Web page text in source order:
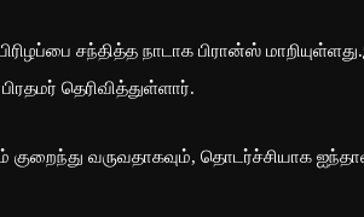
சந்தித்த நாடாக பிரான்ஸ்
தெரிவித்துள்ளார்.
வருவதாகவும், தொடர்ச்சியாக